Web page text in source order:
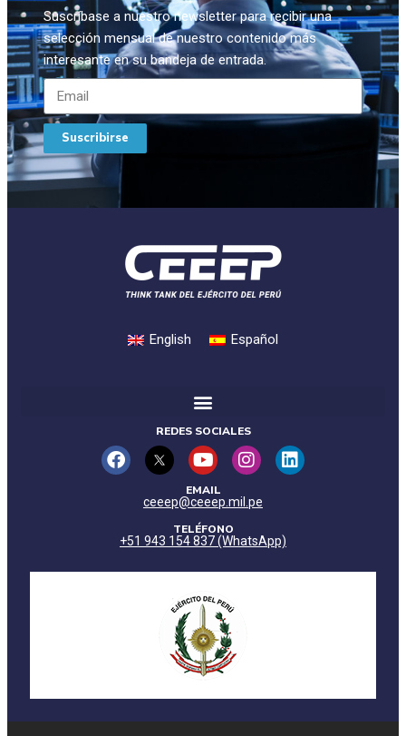
Suscríbase a nuestro newsletter para recibir una
selección mensual de nuestro contenido más
interesante en su bandeja de entrada.
Suscribirse
English Español
REDES SOCIALES
EMAIL
ceeep@ceeep.mil.pe
TELÉFONO
+51 943 154 837 (WhatsApp)